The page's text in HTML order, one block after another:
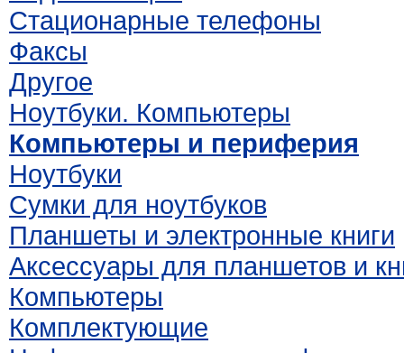
Стационарные телефоны
Факсы
Другое
Ноутбуки. Компьютеры
Компьютеры и периферия
Ноутбуки
Сумки для ноутбуков
Планшеты и электронные книги
Аксессуары для планшетов и
Компьютеры
Комплектующие